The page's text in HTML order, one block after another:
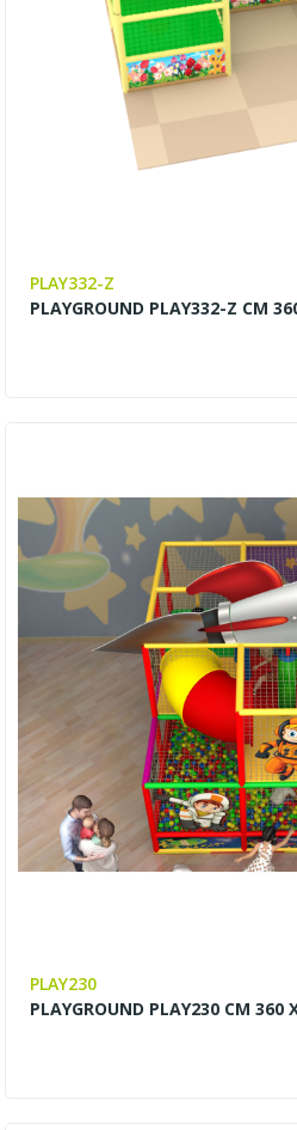
PLAY332-Z
PLAYGROUND PLAY332-Z CM
PLAY230
PLAYGROUND PLAY230 CM 360